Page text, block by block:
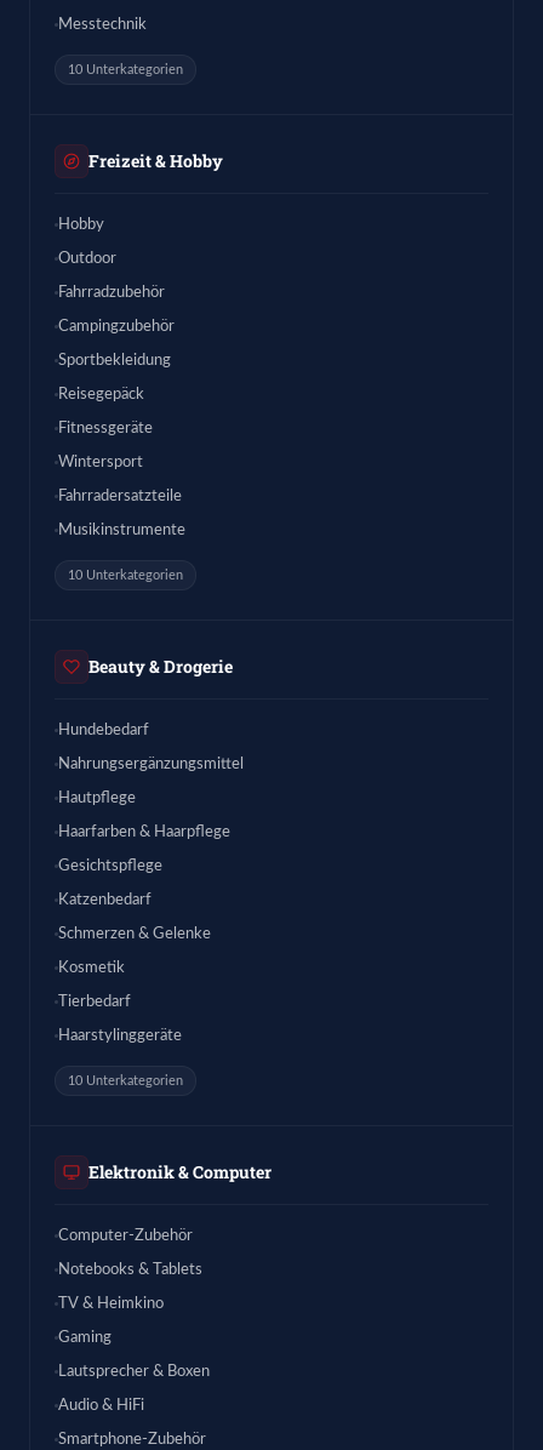
Messtechnik
10 Unterkategorien
Freizeit & Hobby
Hobby
Outdoor
Fahrradzubehör
Campingzubehör
Sportbekleidung
Reisegepäck
Fitnessgeräte
Wintersport
Fahrradersatzteile
Musikinstrumente
10 Unterkategorien
Beauty & Drogerie
Hundebedarf
Nahrungsergänzungsmittel
Hautpflege
Haarfarben & Haarpflege
Gesichtspflege
Katzenbedarf
Schmerzen & Gelenke
Kosmetik
Tierbedarf
Haarstylinggeräte
10 Unterkategorien
Elektronik & Computer
Computer-Zubehör
Notebooks & Tablets
TV & Heimkino
Gaming
Lautsprecher & Boxen
Audio & HiFi
Smartphone-Zubehör